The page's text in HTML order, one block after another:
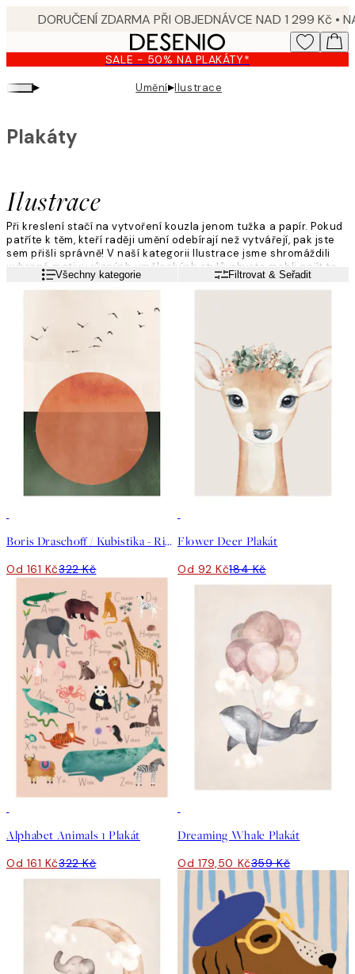
content.
SALE - 50% NA PLAKÁTY*
▸ Umění▸Ilustrace
Ilustrace
Plakáty
Při kreslení stačí na vytvoření kouzla jenom tužka a papír. Pokud
patříte k těm, kteří raději umění odebírají než vytvářejí, pak jste
sem přišli správně! V naší kategorii Ilustrace jsme shromáždili
vybrané motivy různých uměleckých stylů, abyste mohli najít to,
co právě sedne vám a do vašeho domova.
Přečtěte si víceVšechny kategorie Filtrovat & Seřadit
Boris Draschoff / Kubistika - Rising Plakát
Od 161 Kč322 Kč
Flower Deer Plakát
Od 92 Kč184 Kč
Alphabet Animals 1 Plakát
Od 161 Kč322 Kč
Dreaming Whale Plakát
Od 179,50 Kč359 Kč